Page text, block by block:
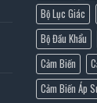
Bộ Lục Giác
Bộ Đầu Khẩu
Cảm Biến
Cảm Biến Áp